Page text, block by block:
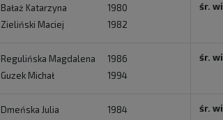
Bałaż Katarzyna
1980
Zieliński Maciej 1982
śr.
Regulińska Magdalena
1986
Guzek Michał 1994
śr.
Dmeńska Julia
1984
śr.